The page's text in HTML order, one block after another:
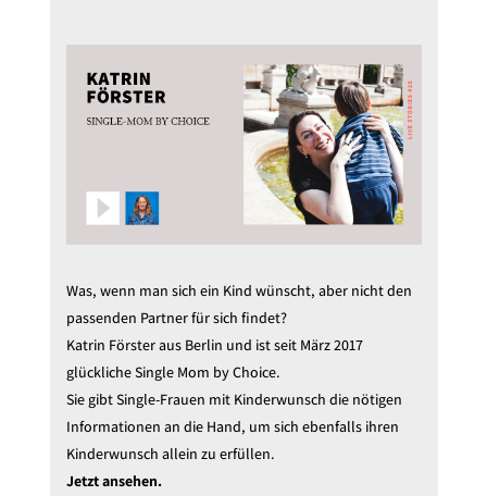
Was, wenn man sich ein Kind wünscht, aber nicht den
passenden Partner für sich findet?
Katrin Förster aus Berlin und ist seit März 2017
glückliche Single Mom by Choice.
Sie gibt Single-Frauen mit Kinderwunsch die nötigen
Informationen an die Hand, um sich ebenfalls ihren
Kinderwunsch allein zu erfüllen.
Jetzt ansehen.